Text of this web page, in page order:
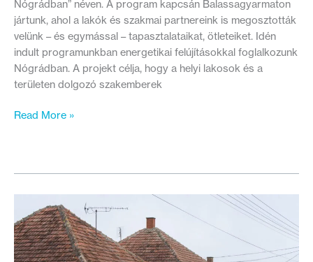
Nógrádban” néven. A program kapcsán Balassagyarmaton
jártunk, ahol a lakók és szakmai partnereink is megosztották
velünk – és egymással – tapasztalataikat, ötleteiket. Idén
indult programunkban energetikai felújításokkal foglalkozunk
Nógrádban. A projekt célja, hogy a helyi lakosok és a
területen dolgozó szakemberek
Zöldülő
energiahatékonysági
projektünk
Read More »